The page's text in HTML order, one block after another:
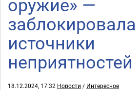
заблокировала
источники
неприятностей
18.12.2024, 17:32 Новости / Интересное